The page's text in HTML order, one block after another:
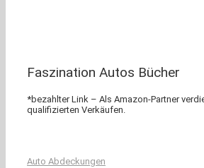
Faszination Autos Bücher
*bezahlter Link – Als Amazon-Partner
qualifizierten Verkäufen.
Auto Abdeckungen